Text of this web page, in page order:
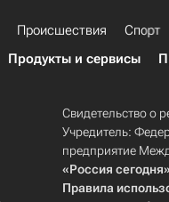
Происшествия Спорт
Продукты и сервисы
Свидетельство о
Учредитель:
предприятие
«Россия сегодня»
Правила